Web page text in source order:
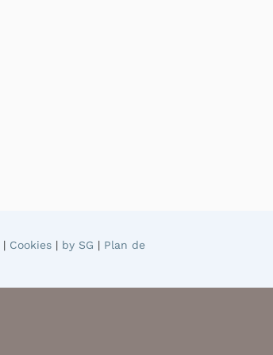
| Cookies | by SG | Plan de